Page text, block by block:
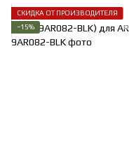
СКИДКА ОТ ПРОИЗВОДИТЕЛЯ
−15%